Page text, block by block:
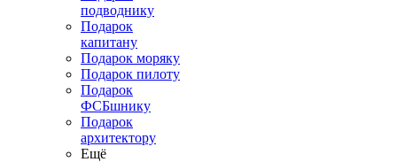
подводнику
Подарок
капитану
Подарок моряку
Подарок пилоту
Подарок
ФСБшнику
Подарок
архитектору
Ещё